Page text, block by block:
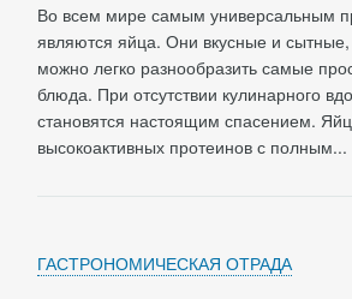
Во всем мире самым универсальным
являются яйца. Они вкусные и
можно легко разнообразить самые
блюда. При отсутствии кулинарного
становятся настоящим спасением.
высокоактивных протеинов с полным...
ГАСТРОНОМИЧЕСКАЯ ОТРАДА